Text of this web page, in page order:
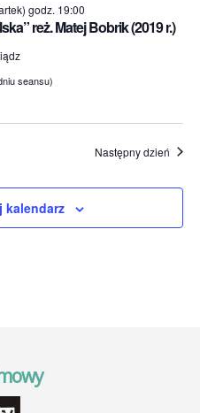
reż. Matej Bobrik (2019 r.)
godz. 19:00
seansu)
Następny dzień
kalendarz